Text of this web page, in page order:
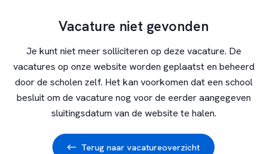
Vacature niet gevonden
Je kunt niet meer solliciteren op deze vacature. De
vacatures op onze website worden geplaatst en beheerd
door de scholen zelf. Het kan voorkomen dat een school
besluit om de vacature nog voor de eerder aangegeven
sluitingsdatum van de website te halen.
Terug naar vacatureoverzicht